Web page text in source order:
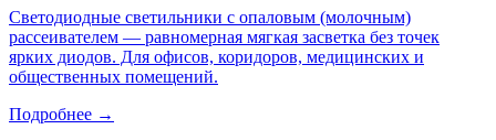
Светодиодные светильники с опаловым (молочным)
рассеивателем — равномерная мягкая засветка без точек
ярких диодов. Для офисов, коридоров, медицинских и
общественных помещений.
Подробнее →